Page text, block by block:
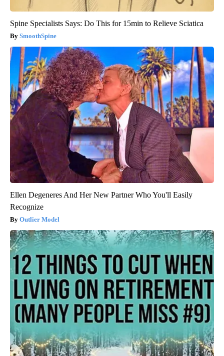
Spine Specialists Says: Do This for 15min to Relieve Sciatica
SmoothSpine
Ellen Degeneres And Her New Partner Who You'll Easily
Recognize
Outlier Model